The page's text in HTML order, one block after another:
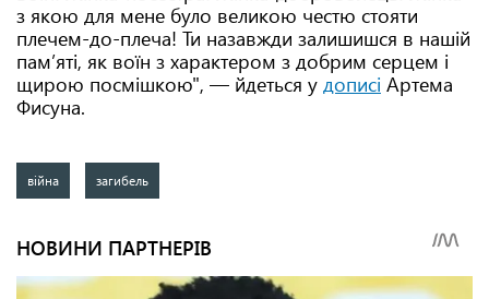
з якою для мене було великою честю стояти
плечем-до-плеча! Ти назавжди залишишся в нашій
памʼяті, як воїн з характером з добрим серцем і
щирою посмішкою", — йдеться у дописі Артема
Фисуна.
війна загибель